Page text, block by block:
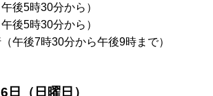
後5時30分から）
後5時30分から）
午後7時30分から午後9時まで）
日（日曜日）